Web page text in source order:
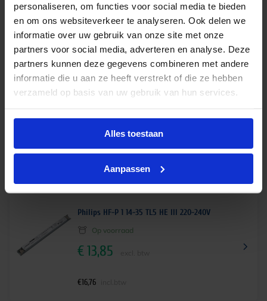
personaliseren, om functies voor social media te bieden
en om ons websiteverkeer te analyseren. Ook delen we
informatie over uw gebruik van onze site met onze
partners voor social media, adverteren en analyse. Deze
partners kunnen deze gegevens combineren met andere
informatie die u aan ze heeft verstrekt of die ze hebben
verzameld op basis van uw gebruik van hun services.
Alles toestaan
Aanpassen
€15,55 incl.btw
Philips HF-P 1 14-35 TL5 HE III 220-240V
Op voorraad
€13,85
€16,76